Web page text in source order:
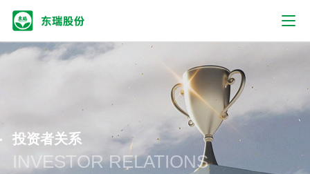
投资者关系
INVESTOR RELATIONS